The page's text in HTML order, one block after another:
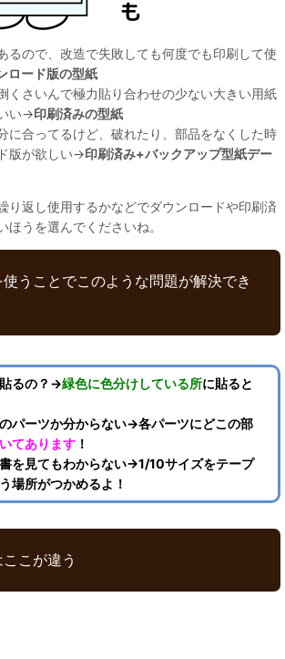
るので、改造で失敗しても何度でも印刷して使
ロード版の型紙
くさいんで極力貼り合わせの少ない大きい用紙
い→印刷済みの型紙
に合ってるけど、破れたり、部品をなくした時
版が欲しい→印刷済み+バックアップ型紙デー
り返し使用するかなどでダウンロードや印刷済
ほうを選んでくださいね。
うことでこのような問題が解決でき
るの？→緑色に色分けしている所に貼ると
パーツか分からない→各パーツにどこの部
てあります ！
を見てもわからない→1/10サイズをテープ
場所がつかめるよ！
こが違う